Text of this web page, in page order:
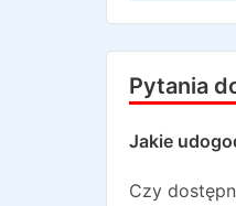
Pytania
Jakie
Czy